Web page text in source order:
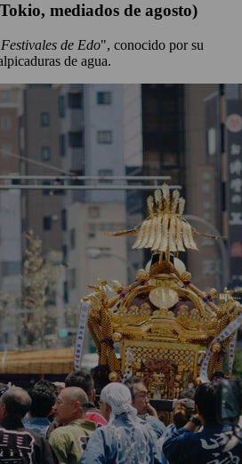
mediados de agosto)
de Edo", conocido por su
de agua.